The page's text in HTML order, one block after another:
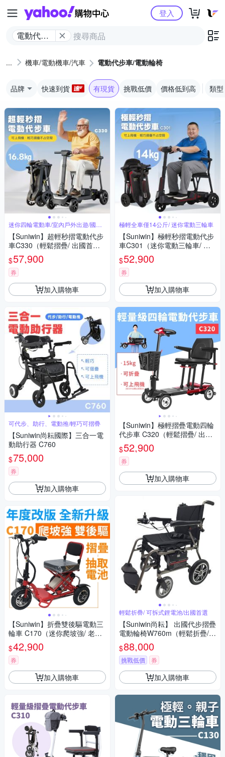
Yahoo購物中心
電動代步
椅
登入
機車/電動機車/汽車 電動代步車/電動輪椅
品牌 快速到貨 有現貨 挑戰低價 價格低到高 類型
迷你四輪電動車/室內戶外出遊/國內
外旅行
【Suniwin】超輕秒摺電動代步
車C330（輕鬆摺疊/ 出國首選/
老人長輩/ 室內戶外出遊）
$57,900
券
加入購物車
可代步、助行、電動推/輕巧可摺疊
【Suniwin尚耘國際】三合一電
動助行器 C760
$75,000
券
加入購物車
【Suniwin】折疊雙後驅電動三
輪車 C170（迷你爬坡強/ 老年
代步車/ 室內戶外出遊）
$42,900
券
加入購物車
極輕全車僅14公斤/ 迷你電動三輪車
【Suniwin】極輕秒摺電動代步
車C301（迷你電動三輪車/ 出
國首選/ 老人長輩/ 行動不便）
$52,900
券
加入購物車
【Suniwin】極輕摺疊電動四輪
代步車 C320（輕鬆摺疊/ 出國
首選/ 老人長輩/ 室內戶外出
遊）
$52,900
券
加入購物車
輕鬆折疊/ 可拆式鋰電池/出國首選
【Suniwin尚耘】 出國代步摺疊
電動輪椅W760m（輕鬆折疊/
可拆式鋰電池/ 出國首選）
$88,000
挑戰低價 券
加入購物車